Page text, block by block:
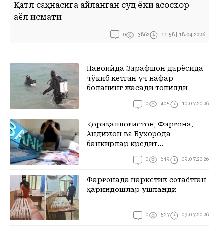
Қатл саҳнасига айланган суд ёки қасоскор
аёл қисмати
0 3862 11:58 | 18.04.2026
Навоийда Зарафшон дарёсида
чўкиб кетган уч нафар
боланинг жасади топилди
0 405 10.07.2026
Қорақалпоғистон, Фарғона,
Андижон ва Бухорода
банкирлар кредит
0 649 09.07.2026
Фарғонада наркотик сотаётган
қариндошлар ушланди
0 527 09.07.2026